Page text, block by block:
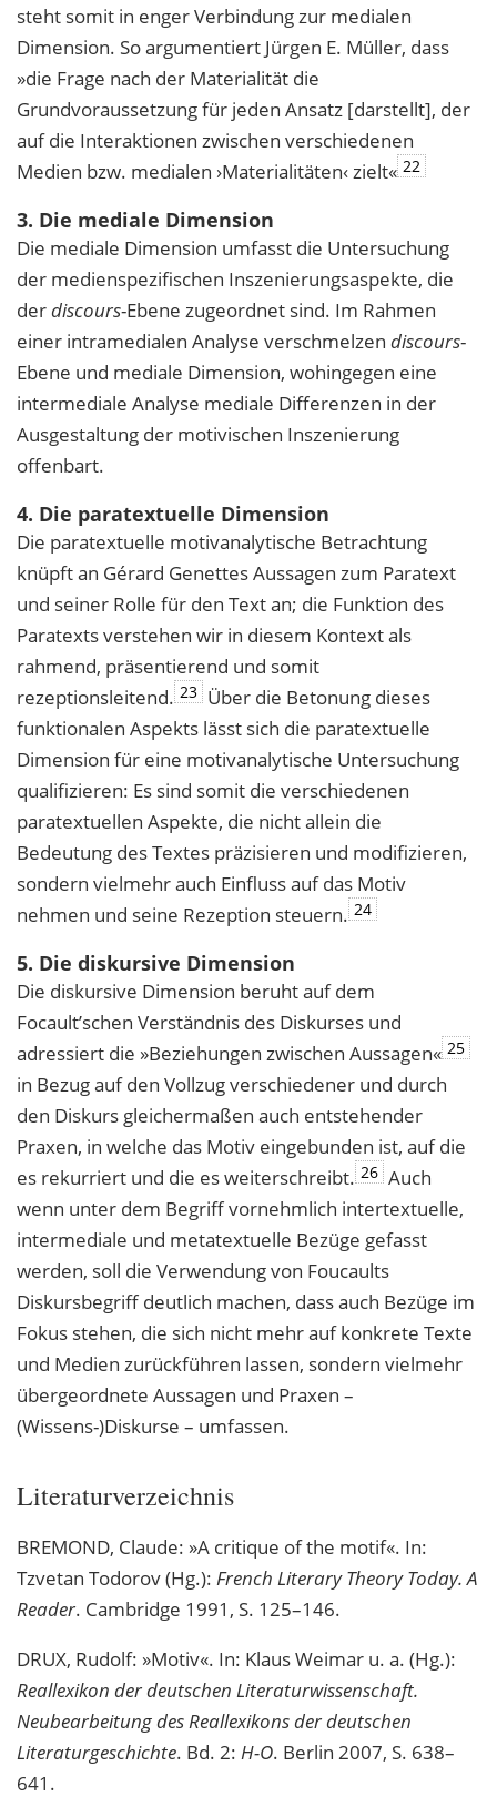
steht somit in enger Verbindung zur medialen
Dimension. So argumentiert Jürgen E. Müller, dass
»die Frage nach der Materialität die
Grundvoraussetzung für jeden Ansatz [darstellt], der
auf die Interaktionen zwischen verschiedenen
Medien bzw. medialen ›Materialitäten‹ zielt« 22
3. Die mediale Dimension
Die mediale Dimension umfasst die Untersuchung
der medienspezifischen Inszenierungsaspekte, die
derdiscours-Ebene zugeordnet sind. Im Rahmen
einer intramedialen Analyse verschmelzen discours-
Ebene und mediale Dimension, wohingegen eine
intermediale Analyse mediale Differenzen in der
Ausgestaltung der motivischen Inszenierung
offenbart.
4. Die paratextuelle Dimension
Die paratextuelle motivanalytische Betrachtung
knüpft an Gérard Genettes Aussagen zum Paratext
und seiner Rolle für den Text an; die Funktion des
Paratexts verstehen wir in diesem Kontext als
rahmend, präsentierend und somit
rezeptionsleitend. 23 Über die Betonung dieses
funktionalen Aspekts lässt sich die paratextuelle
Dimension für eine motivanalytische Untersuchung
qualifizieren: Es sind somit die verschiedenen
paratextuellen Aspekte, die nicht allein die
Bedeutung des Textes präzisieren und modifizieren,
sondern vielmehr auch Einfluss auf das Motiv
nehmen und seine Rezeption steuern. 24
5. Die diskursive Dimension
Die diskursive Dimension beruht auf dem
Focault’schen Verständnis des Diskurses und
adressiert die »Beziehungen zwischen Aussagen« 25
in Bezug auf den Vollzug verschiedener und durch
den Diskurs gleichermaßen auch entstehender
Praxen, in welche das Motiv eingebunden ist, auf die
es rekurriert und die es weiterschreibt. 26 Auch
wenn unter dem Begriff vornehmlich intertextuelle,
intermediale und metatextuelle Bezüge gefasst
werden, soll die Verwendung von Foucaults
Diskursbegriff deutlich machen, dass auch Bezüge im
Fokus stehen, die sich nicht mehr auf konkrete Texte
und Medien zurückführen lassen, sondern vielmehr
übergeordnete Aussagen und Praxen –
(Wissens-)Diskurse – umfassen.
Literaturverzeichnis
BREMOND, Claude: »A critique of the motif«. In:
Tzvetan Todorov (Hg.): French Literary Theory Today. A
Reader. Cambridge 1991, S. 125–146.
DRUX, Rudolf: »Motiv«. In: Klaus Weimar u. a. (Hg.):
Reallexikon der deutschen Literaturwissenschaft.
Neubearbeitung des Reallexikons der deutschen
Literaturgeschichte. Bd. 2: H-O. Berlin 2007, S. 638–
641.